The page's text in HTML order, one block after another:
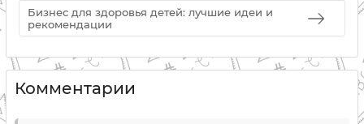
Бизнес для здоровья детей: лучшие идеи и
рекомендации
Комментарии